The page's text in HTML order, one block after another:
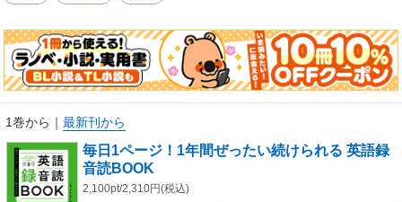
1巻から ｜ 最新刊から
毎日1ページ！1年間ぜったい続けられる 英語録
音読BOOK
2,100pt/2,310円(税込)